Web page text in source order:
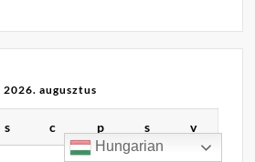
2026. augusztus
s c p s v
1 2
Hungarian